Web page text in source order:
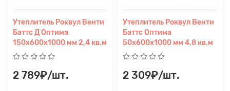
Утеплитель Роквул Венти
Баттс Д Оптима
150х600х1000 мм 2,4 кв.м
2 789₽/шт.
Утеплитель Роквул Венти
Баттс Оптима
50х600х1000 мм 4,8 кв.м
2 309₽/шт.